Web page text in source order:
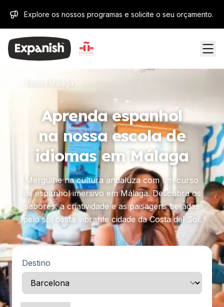
Explore os nossos programas e solicite o seu orçamento.
Escola Malaga
Aprenda espanhol
na nossa escola de
idiomas em Málaga
Mergulhe na cultura andaluza com um curso
de espanhol imersivo em Málaga. Descubra os
sabores, a criatividade e as paisagens beijadas
pelo sol desta vibrante cidade da Costa del Sol.
Destino